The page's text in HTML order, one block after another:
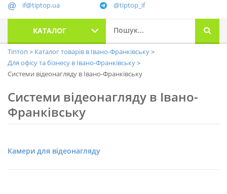
@tiptop_if
if@tiptop.ua
КАТАЛОГ
Тіптоп
Каталог товарів в Івано-Франківську
Для офісу та бізнесу в Івано-Франківську
Системи відеонагляду в Івано-Франківську
Системи відеонагляду в Івано-
Франківську
Камери для відеонагляду